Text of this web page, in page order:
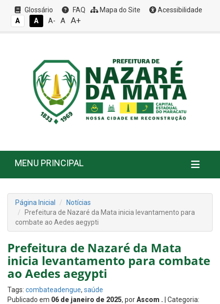
Glossário FAQ Mapa do Site
Acessibilidade
A
A A- A A+
MENU PRINCIPAL
Página Inicial
Notícias
Prefeitura de Nazaré da Mata inicia levantamento para
combate ao Aedes aegypti
Prefeitura de Nazaré da Mata
inicia levantamento para combate
ao Aedes aegypti
Tags: combateadengue, saúde
Publicado em 06 de janeiro de 2025, porAscom . | Categoria: